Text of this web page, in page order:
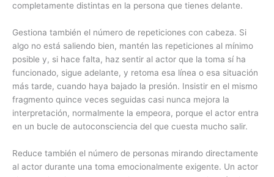
completamente distintas en la persona que tienes delante.
Gestiona también el número de repeticiones con cabeza. Si
algo no está saliendo bien, mantén las repeticiones al mínimo
posible y, si hace falta, haz sentir al actor que la toma sí ha
funcionado, sigue adelante, y retoma esa línea o esa situación
más tarde, cuando haya bajado la presión. Insistir en el mismo
fragmento quince veces seguidas casi nunca mejora la
interpretación, normalmente la empeora, porque el actor entra
en un bucle de autoconsciencia del que cuesta mucho salir.
Reduce también el número de personas mirando directamente
al actor durante una toma emocionalmente exigente. Un actor